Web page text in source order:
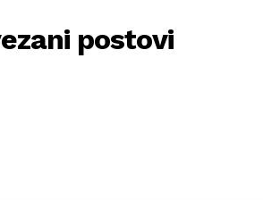
postovi